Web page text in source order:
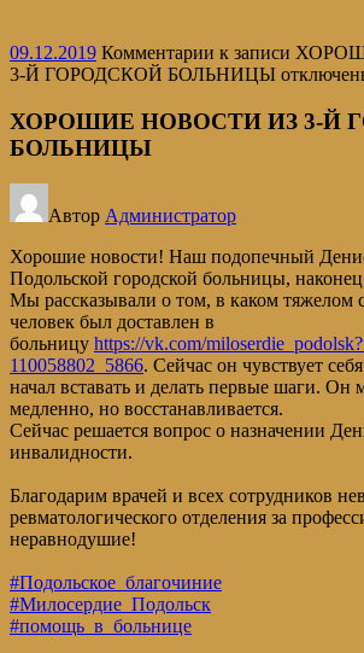
09.12.2019 Комментарии к записи
3-Й ГОРОДСКОЙ БОЛЬНИЦЫ
ХОРОШИЕ НОВОСТИ ИЗ 3-Й
БОЛЬНИЦЫ
Автор Администратор
Хорошие новости! Наш подопечный
Подольской городской больницы,
Мы рассказывали о том, в каком тяжелом
человек был доставлен в
больницу https://vk.com/
110058802_5866. Сейчас он чувствует
начал вставать и делать первые шаги. Он
медленно, но восстанавливается.
Сейчас решается вопрос о назначении
инвалидности.
Благодарим врачей и всех сотрудников
ревматологического отделения за
неравнодушие!
#Подольское_благочиние
#Милосердие_Подольск
#помощь_в_больнице